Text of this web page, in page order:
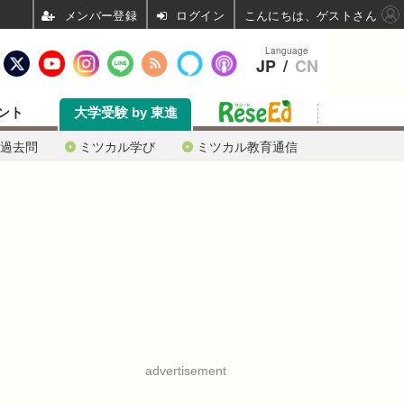
去問 ミツカル学び ミツカル教育通信
ト 大学受験 by 東進
advertisement
Language
JP / CN
ログイン こんにちは、ゲストさん